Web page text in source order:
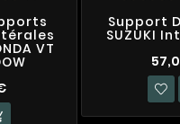
VT
Support
SUZUKI